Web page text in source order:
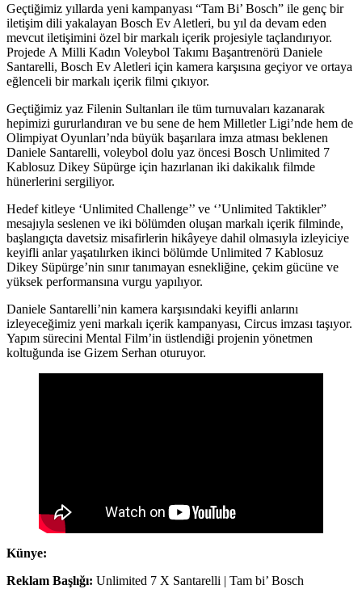
Geçtiğimiz yıllarda yeni kampanyası “Tam Bi’ Bosch” ile genç bir
iletişim dili yakalayan Bosch Ev Aletleri, bu yıl da devam eden
mevcut iletişimini özel bir markalı içerik projesiyle taçlandırıyor.
Projede A Milli Kadın Voleybol Takımı Başantrenörü Daniele
Santarelli, Bosch Ev Aletleri için kamera karşısına geçiyor ve ortaya
eğlenceli bir markalı içerik filmi çıkıyor.
Geçtiğimiz yaz Filenin Sultanları ile tüm turnuvaları kazanarak
hepimizi gururlandıran ve bu sene de hem Milletler Ligi’nde hem de
Olimpiyat Oyunları’nda büyük başarılara imza atması beklenen
Daniele Santarelli, voleybol dolu yaz öncesi Bosch Unlimited 7
Kablosuz Dikey Süpürge için hazırlanan iki dakikalık filmde
hünerlerini sergiliyor.
Hedef kitleye ‘Unlimited Challenge’’ ve ‘’Unlimited Taktikler”
mesajıyla seslenen ve iki bölümden oluşan markalı içerik filminde,
başlangıçta davetsiz misafirlerin hikâyeye dahil olmasıyla izleyiciye
keyifli anlar yaşatılırken ikinci bölümde Unlimited 7 Kablosuz
Dikey Süpürge’nin sınır tanımayan esnekliğine, çekim gücüne ve
yüksek performansına vurgu yapılıyor.
Daniele Santarelli’nin kamera karşısındaki keyifli anlarını
izleyeceğimiz yeni markalı içerik kampanyası, Circus imzası taşıyor.
Yapım sürecini Mental Film’in üstlendiği projenin yönetmen
koltuğunda ise Gizem Serhan oturuyor.
Künye:
Reklam Başlığı: Unlimited 7 X Santarelli | Tam bi’ Bosch